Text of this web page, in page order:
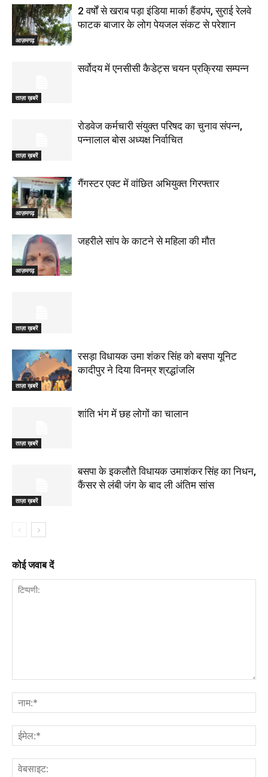
आज़मगढ़
2 वर्षों से खराब पड़ा इंडिया मार्का हैंडपंप, सुराई रेलवे
फाटक बाजार के लोग पेयजल संकट से परेशान
ताज़ा ख़बरें
सर्वोदय में एनसीसी कैडेट्स चयन प्रक्रिया सम्पन्न
ताज़ा ख़बरें
रोडवेज कर्मचारी संयुक्त परिषद का चुनाव संपन्न,
पन्नालाल बोस अध्यक्ष निर्वाचित
आज़मगढ़
गैंगस्टर एक्ट में वांछित अभियुक्त गिरफ्तार
आज़मगढ़
जहरीले सांप के काटने से महिला की मौत
ताज़ा ख़बरें
ताज़ा ख़बरें
रसड़ा विधायक उमा शंकर सिंह को बसपा यूनिट
कादीपुर ने दिया विनम्र श्रद्धांजलि
ताज़ा ख़बरें
शांति भंग में छह लोगों का चालान
ताज़ा ख़बरें
बसपा के इकलौते विधायक उमाशंकर सिंह का निधन,
कैंसर से लंबी जंग के बाद ली अंतिम सांस
कोई जवाब दें